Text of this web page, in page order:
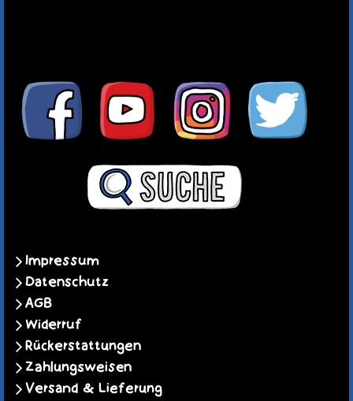
Impressum
Datenschutz
AGB
Widerruf
Rückerstattungen
Zahlungsweisen
Versand & Lieferung